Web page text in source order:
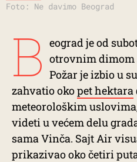
Foto: Ne davimo Beograd
B eograd je od
otrovnim dimom
Požar je izbio u
zahvatio okopet hektara
meteorološkim
videti u većem delu
sama Vinča. Sajt Air
prikazivao oko četiri